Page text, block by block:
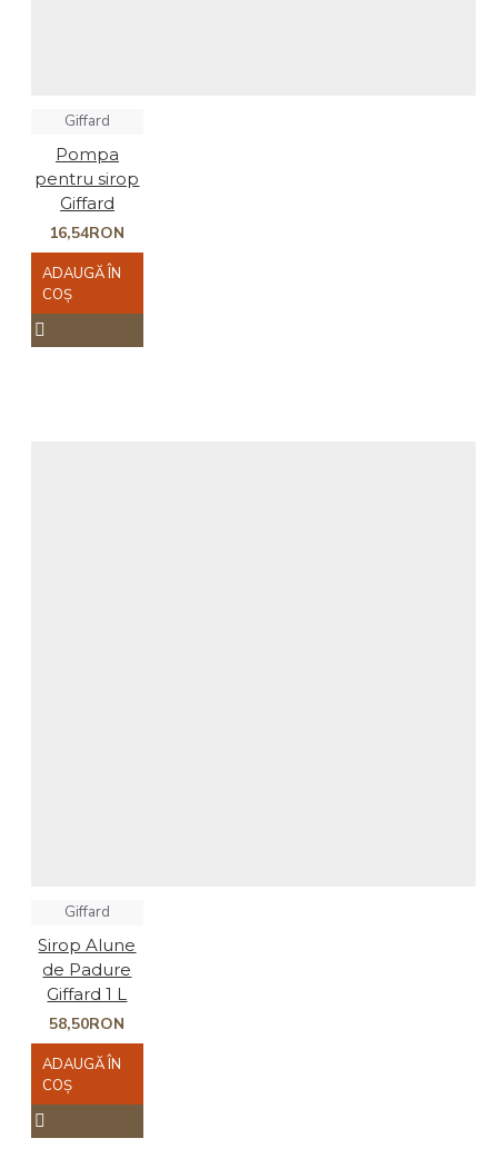
Giffard
Pompa
pentru sirop
Giffard
16,54RON
ADAUGĂ ÎN
COŞ
Giffard
Sirop Alune
de Padure
Giffard 1 L
58,50RON
ADAUGĂ ÎN
COŞ